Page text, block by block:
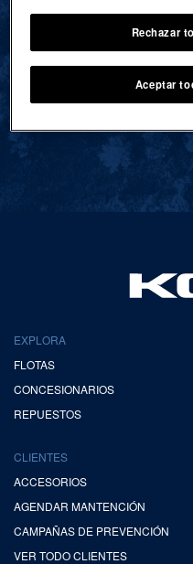
EXPLORA
FLOTAS
CONCESIONARIOS
REPUESTOS
CLIENTES
ACCESORIOS
AGENDAR MANTENCIÓN
CAMPAÑAS DE PREVENCIÓN
VER TODO CLIENTES
Rechazar
Aceptar